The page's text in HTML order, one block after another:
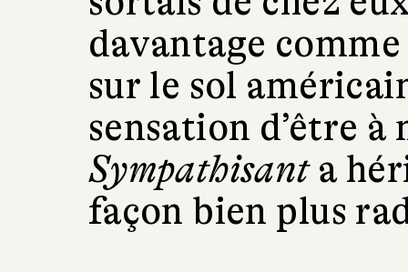
davantage
sur le sol
sensation d’être à
Sympathisanta
façon bien plus